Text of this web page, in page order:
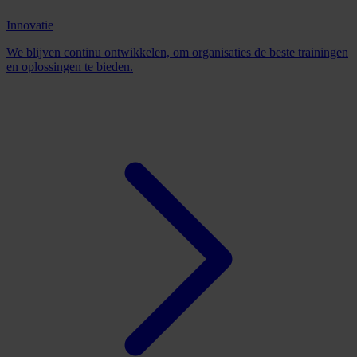
Innovatie
We blijven continu ontwikkelen, om organisaties de beste trainingen
en oplossingen te bieden.